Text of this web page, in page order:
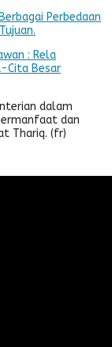
Perbedaan
: Rela
Cita Besar
dalam
dan
Thariq. (fr)